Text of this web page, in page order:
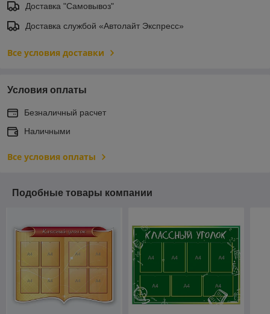
Доставка "Самовывоз"
Доставка службой «Автолайт Экспресс»
Все условия доставки
Условия оплаты
Безналичный расчет
Наличными
Все условия оплаты
Подобные товары компании